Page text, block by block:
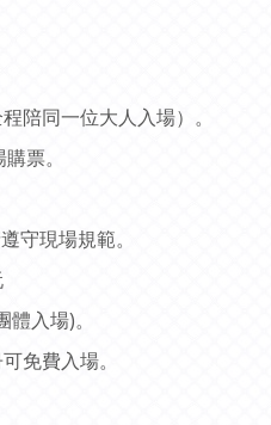
陪同一位大人入場）。
票。
守現場規範。
入場)。
免費入場。